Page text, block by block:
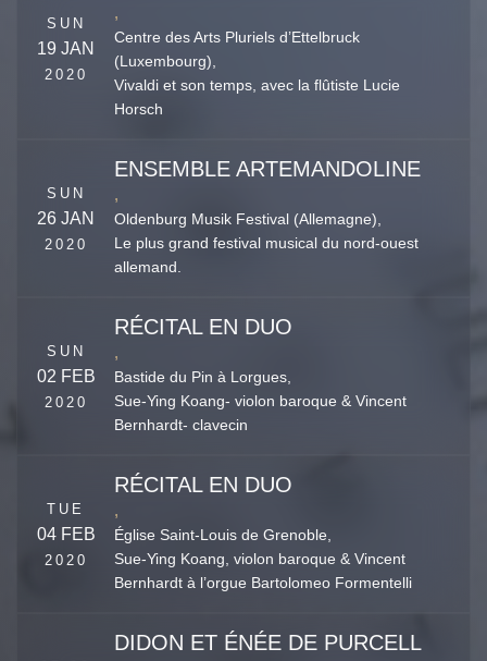
SUN
19 JAN
2020
,
Centre des Arts Pluriels d’Ettelbruck
(Luxembourg),
Vivaldi et son temps, avec la flûtiste Lucie
Horsch
SUN
26 JAN
2020
ENSEMBLE ARTEMANDOLINE
,
Oldenburg Musik Festival (Allemagne),
Le plus grand festival musical du nord-ouest
allemand.
SUN
02 FEB
2020
RÉCITAL EN DUO
,
Bastide du Pin à Lorgues,
Sue-Ying Koang- violon baroque & Vincent
Bernhardt- clavecin
TUE
04 FEB
2020
RÉCITAL EN DUO
,
Église Saint-Louis de Grenoble,
Sue-Ying Koang, violon baroque & Vincent
Bernhardt à l’orgue Bartolomeo Formentelli
DIDON ET ÉNÉE DE PURCELL